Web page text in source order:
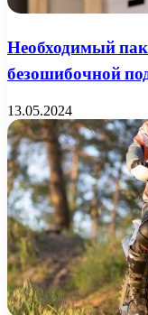
Необходимый
безошибочной
13.05.2024